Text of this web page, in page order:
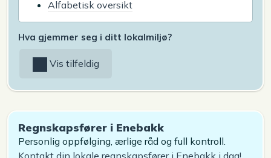
Alfabetisk oversikt
Hva gjemmer seg i ditt lokalmiljø?
Vis tilfeldig
Regnskapsfører i Enebakk
Personlig oppfølging, ærlige råd og full kontroll.
Kontakt din lokale regnskapsfører i Enebakk i dag!